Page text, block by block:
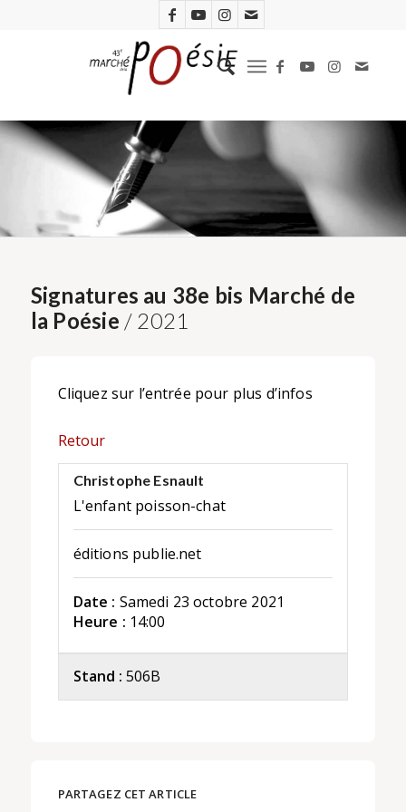
Signatures au 38e bis Marché de
la Poésie / 2021
Cliquez sur l’entrée pour plus d’infos
Retour
Christophe Esnault
L'enfant poisson-chat
éditions publie.net
Date : Samedi 23 octobre 2021
Heure : 14:00
Stand : 506B
PARTAGEZ CET ARTICLE